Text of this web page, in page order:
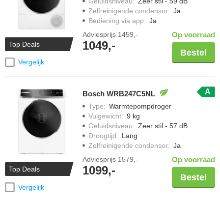
Top Deals
Vergelijk
Zelfreinigende condensor: Ja
Bediening via app: Ja
Adviesprijs 1459,-
1049,-
Op voorraad
Bestel
Top Deals
Vergelijk
Bosch WRB247C5NL A
Type: Warmtepompdroger
Vulgewicht: 9 kg
Geluidsniveau: Zeer stil - 57 dB
Droogtijd: Lang
Zelfreinigende condensor: Ja
Adviesprijs 1579,-
1099,-
Op voorraad
Bestel